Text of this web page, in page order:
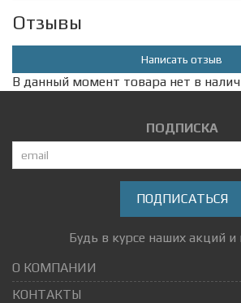
Отзывы
Написать отзыв
В данный момент товара нет в
ПОДПИСКА
ПОДПИСАТЬСЯ
Будь в курсе наших акций и
О КОМПАНИИ
КОНТАКТЫ